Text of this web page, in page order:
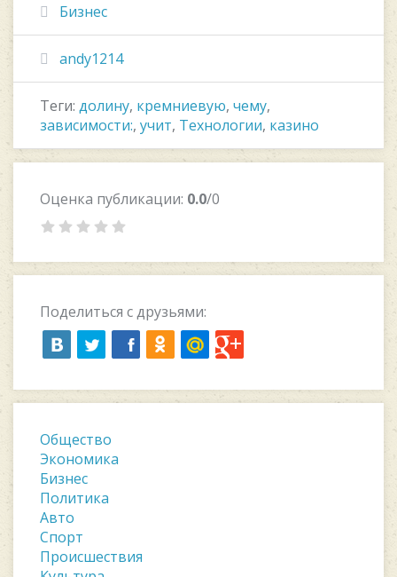
Бизнес
andy1214
Теги: долину, кремниевую, чему,
зависимости:, учит, Технологии, казино
Оценка публикации: 0.0/0
Поделиться с друзьями:
Общество
Экономика
Бизнес
Политика
Авто
Спорт
Происшествия